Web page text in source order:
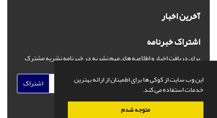
این وب سایت از کوکی ها برای اطمینان از ارائه بهترین
خدمات استفاده می کند.
متوجه شدم
آخرین اخبار
اشتراک خبرنامه
برای دریافت اخبار و اطلاعیه های مهم نشریه در خبرنامه نشریه مشترک
اشتراک